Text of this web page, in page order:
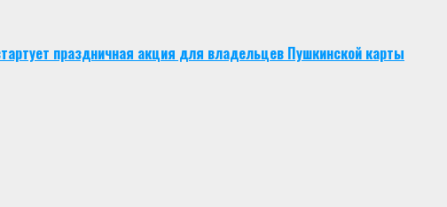
праздничная акция для владельцев Пушкинской карты